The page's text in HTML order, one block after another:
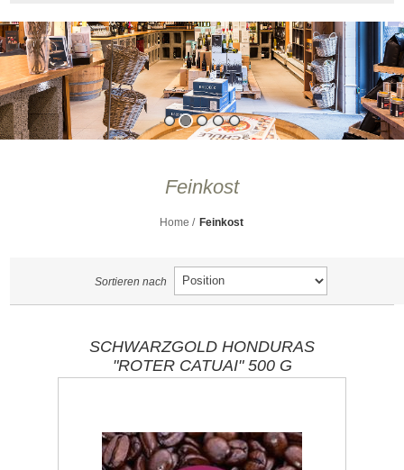
Feinkost
Home / Feinkost
Sortieren nach
SCHWARZGOLD HONDURAS
"ROTER CATUAI" 500 G